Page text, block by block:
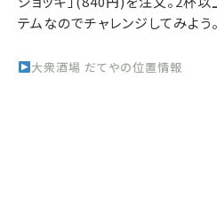
テムなのでチャレンジしてみよう。
大衆酒場 だてやの位置情報